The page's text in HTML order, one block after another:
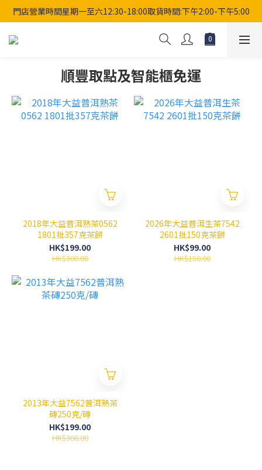
門店營業時間星期一至六12:30-18:00取貨時間:下午2:00-下午5:00
順豐取點及智能櫃免運
2018年大益普洱熟茶0562
1801批357克茶餅
HK$199.00
HK$300.00
2026年大益普洱生茶7542
2601批150克茶餅
HK$99.00
HK$150.00
2013年大益7562普洱熟茶
磚250克/磚
HK$199.00
HK$300.00